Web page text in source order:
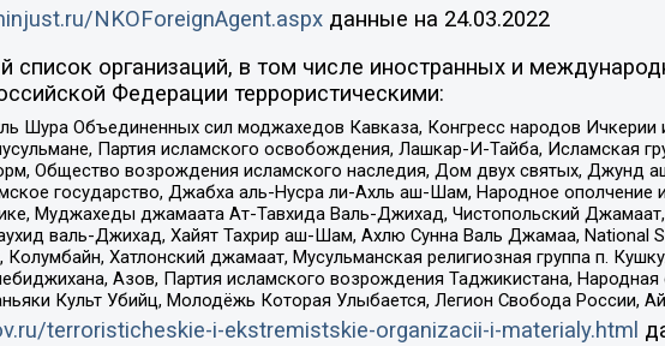
NKOForeignAgent.aspxданные на 24.03.2022
организаций, в том числе иностранных и
Федерации террористическими:
Шура Объединенных сил моджахедов Кавказа, Конгресс народов Ичкерии
Партия исламского освобождения, Лашкар-И-Тайба, Исламская
Общество возрождения исламского наследия, Дом двух святых, Джунд
государство, Джабха аль-Нусра ли-Ахль аш-Шам, Народное
Муджахеды джамаата Ат-Тавхида Валь-Джихад, Чистопольский
валь-Джихад, Хайят Тахрир аш-Шам, Ахлю Сунна Валь Джамаа, National
Колумбайн, Хатлонский джамаат, Мусульманская религиозная группа п.
Азов, Партия исламского возрождения Таджикистана,
Культ Убийц, Молодёжь Которая Улыбается, Легион Свобода России,
terroristicheskie-i-ekstremistskie-organizacii-i-materialy.html